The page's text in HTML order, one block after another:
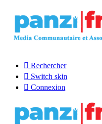
Rechercher
Switch skin
Connexion